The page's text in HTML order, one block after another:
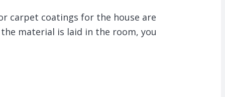
carpet coatings for the house are
material is laid in the room, you